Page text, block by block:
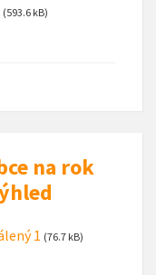
(593.6 kB)
na rok
1 (76.7 kB)